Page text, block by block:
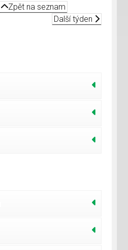
Zpět na seznam
Další týden